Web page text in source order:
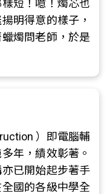
短！噫！燭芯也
明得意的樣子，
燭問老師，於是
）即電腦輔
年，績效彰著。
已開始起步著手
國的各級中學全